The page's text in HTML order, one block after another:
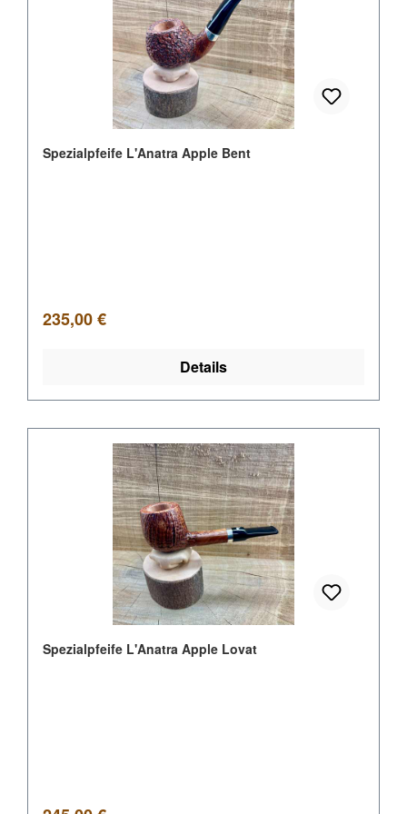
Spezialpfeife L'Anatra Apple Bent
Regulärer Preis:
235,00 €
Details
Spezialpfeife L'Anatra Apple Lovat